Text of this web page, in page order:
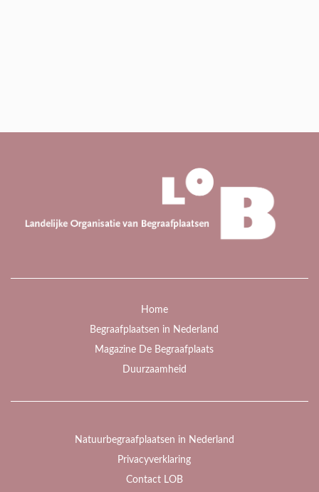
Home
Begraafplaatsen in Nederland
Magazine De Begraafplaats
Duurzaamheid
Natuurbegraafplaatsen in Nederland
Privacyverklaring
Contact LOB